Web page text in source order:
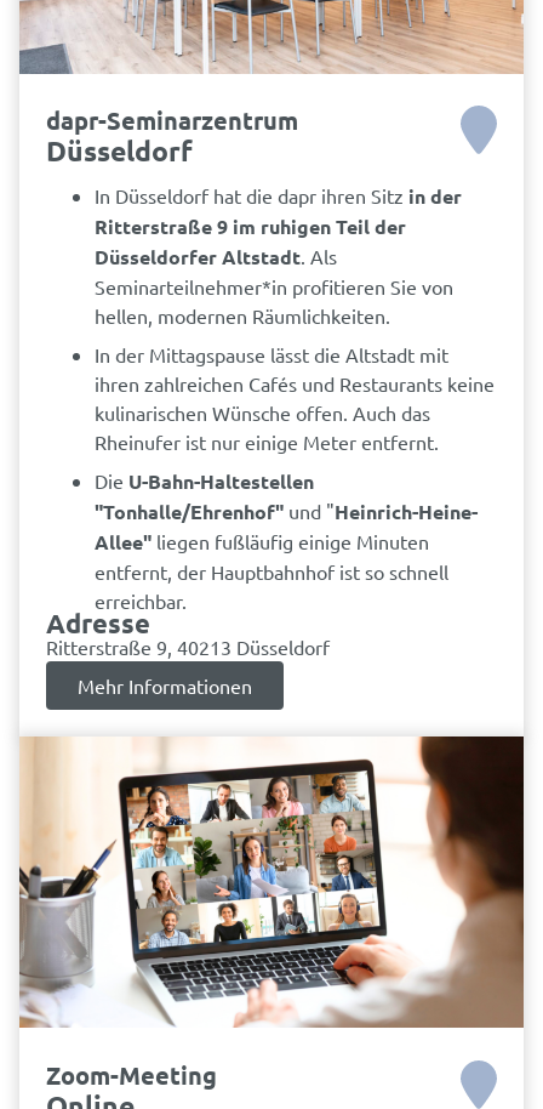
dapr-Seminarzentrum
Düsseldorf
In Düsseldorf hat die dapr ihren Sitz in der
Ritterstraße 9 im ruhigen Teil der
Düsseldorfer Altstadt. Als
Seminarteilnehmer*in profitieren Sie von
hellen, modernen Räumlichkeiten.
In der Mittagspause lässt die Altstadt mit
ihren zahlreichen Cafés und Restaurants keine
kulinarischen Wünsche offen. Auch das
Rheinufer ist nur einige Meter entfernt.
Die U-Bahn-Haltestellen
"Tonhalle/Ehrenhof"und "Heinrich-Heine-
Allee"liegen fußläufig einige Minuten
entfernt, der Hauptbahnhof ist so schnell
erreichbar.
Adresse
Ritterstraße 9, 40213 Düsseldorf
Mehr Informationen
Zoom-Meeting